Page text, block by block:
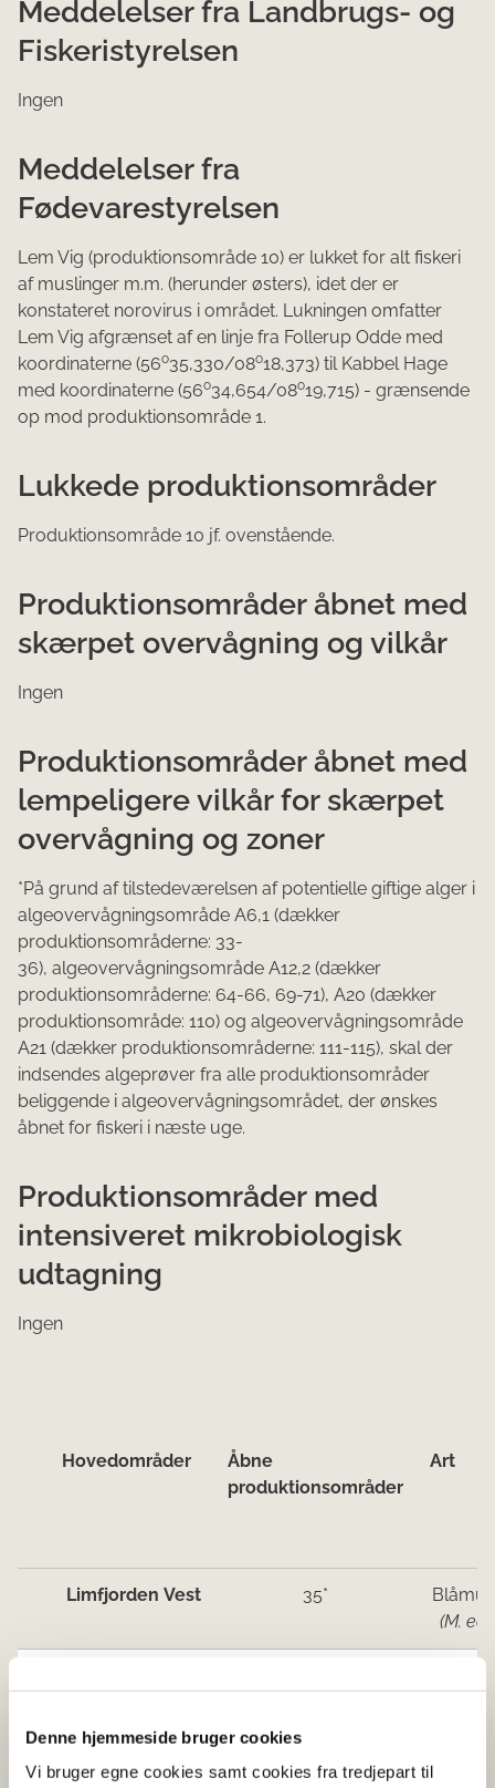
Denne hjemmeside bruger cookies
Vi bruger egne cookies samt cookies fra tredjepart til
Meddelelser fra Landbrugs- og
Fiskeristyrelsen
Ingen
Meddelelser fra
Fødevarestyrelsen
Lem Vig (produktionsområde 10) er lukket for alt fiskeri
af muslinger m.m. (herunder østers), idet der er
konstateret norovirus i området. Lukningen omfatter
Lem Vig afgrænset af en linje fra Follerup Odde med
koordinaterne (56o35,330/08o18,373) til Kabbel Hage
med koordinaterne (56o34,654/08o19,715) - grænsende
op mod produktionsområde 1.
Lukkede produktionsområder
Produktionsområde 10 jf. ovenstående.
Produktionsområder åbnet med
skærpet overvågning og vilkår
Ingen
Produktionsområder åbnet med
lempeligere vilkår for skærpet
overvågning og zoner
*På grund af tilstedeværelsen af potentielle giftige alger i
algeovervågningsområde A6,1 (dækker
produktionsområderne: 33-
36), algeovervågningsområde A12,2 (dækker
produktionsområderne: 64-66, 69-71), A20 (dækker
produktionsområde: 110) og algeovervågningsområde
A21 (dækker produktionsområderne: 111-115), skal der
indsendes algeprøver fra alle produktionsområder
beliggende i algeovervågningsområdet, der ønskes
åbnet for fiskeri i næste uge.
Produktionsområder med
intensiveret mikrobiologisk
udtagning
Ingen
Hove​d​​områder
Åbne
produktionsområder
Art
Limfjorden Vest 35*
(M.
Fjord
Kattegat Nord Ingen åbne områder